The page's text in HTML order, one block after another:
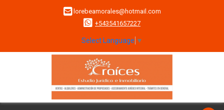
lorebeamorales@hotmail.com
+543541657227
Select Language ▼